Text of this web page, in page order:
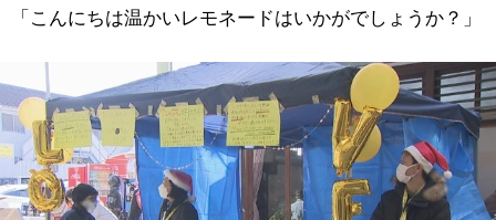
「こんにちは温かいレモネードはいかがでしょうか？」